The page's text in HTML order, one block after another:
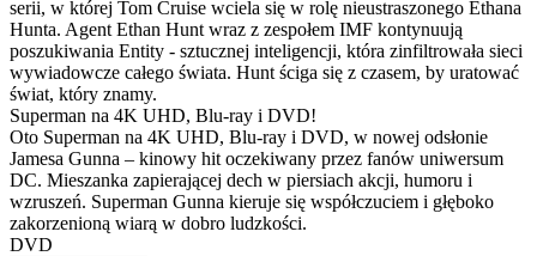
serii, w której Tom Cruise wciela się w rolę nieustraszonego Ethana
Hunta. Agent Ethan Hunt wraz z zespołem IMF kontynuują
poszukiwania Entity - sztucznej inteligencji, która zinfiltrowała sieci
wywiadowcze całego świata. Hunt ściga się z czasem, by uratować
świat, który znamy.
Superman na 4K UHD, Blu-ray i DVD!
Oto Superman na 4K UHD, Blu-ray i DVD, w nowej odsłonie
Jamesa Gunna – kinowy hit oczekiwany przez fanów uniwersum
DC. Mieszanka zapierającej dech w piersiach akcji, humoru i
wzruszeń. Superman Gunna kieruje się współczuciem i głęboko
zakorzenioną wiarą w dobro ludzkości.
DVD